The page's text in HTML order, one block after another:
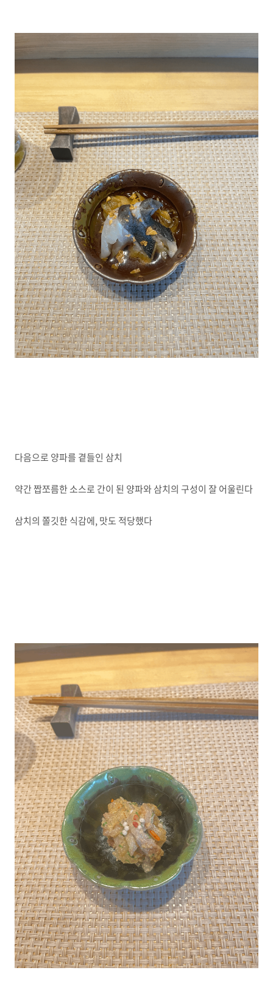
다음으로 양파를 곁들인 삼치
약간 짭쪼름한 소스로 간이 된 양파와 삼치의 구성이 잘 어울린다
삼치의 쫄깃한 식감에, 맛도 적당했다